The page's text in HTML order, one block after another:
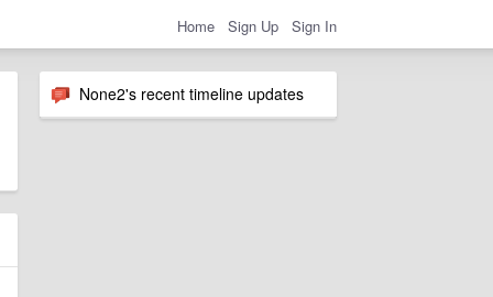
Home Sign Up Sign In
None2's recent timeline updates